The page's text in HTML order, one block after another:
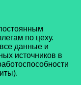
по цеху.
данные и
источников в